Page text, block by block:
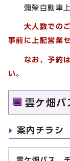
彌榮自動車上
大人数での
事前に上記営業
なお、予約は
い。
雲ケ畑バ
案内チラシ